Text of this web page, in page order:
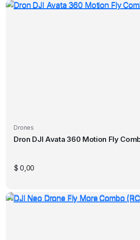
Drones
Dron DJI Avata 360 Motion Fly
$ 0,00